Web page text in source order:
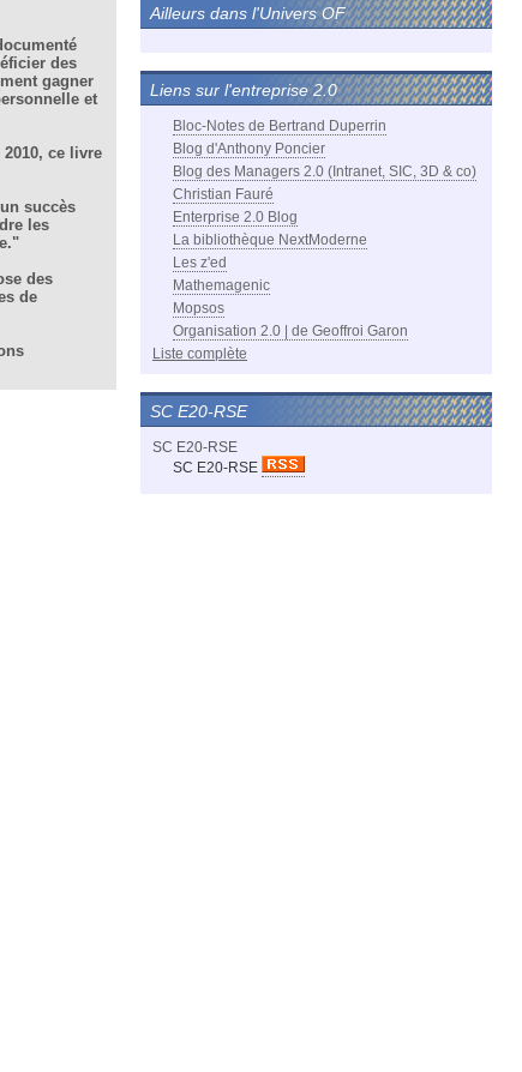
des
gagner
et
ce livre
succès
les
des
de
Ailleurs dans l'Univers OF
Liens sur l'entreprise 2.0
Bloc-Notes de Bertrand Duperrin
Blog d'Anthony Poncier
Blog des Managers 2.0 (Intranet, SIC, 3D & co)
Christian Fauré
Enterprise 2.0 Blog
La bibliothèque NextModerne
Les z'ed
Mathemagenic
Mopsos
Organisation 2.0 | de Geoffroi Garon
Liste complète
SC E20-RSE
SC E20-RSE
SC E20-RSE